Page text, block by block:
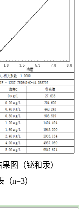
图（铋和汞）
n=3）